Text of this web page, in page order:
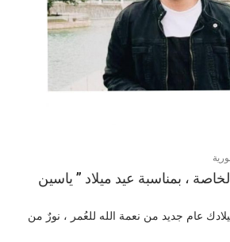
، بمناسبة عيد ميلاد ” ياسين
عام جديد من نعمة الله للعُمر ، نورٌ من